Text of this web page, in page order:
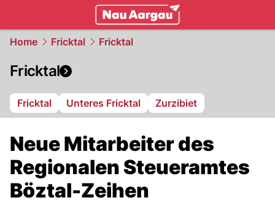
Home Fricktal Fricktal
Fricktal
Fricktal Unteres Fricktal Zurzibiet
Neue Mitarbeiter des
Regionalen Steueramtes
Böztal-Zeihen